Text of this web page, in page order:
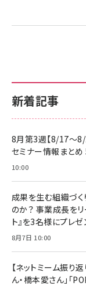
新着記事
8月第3週【8/17～8/
セミナー情報まとめ
10:00
成果を生む組織づ
のか？ 事業成長をリ
ト』を3名様にプレゼ
8月7日 10:00
【ネットミーム振り
ん・橋本愛さん」「